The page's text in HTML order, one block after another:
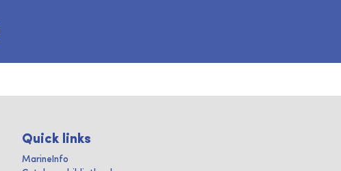
Quick links
MarineInfo